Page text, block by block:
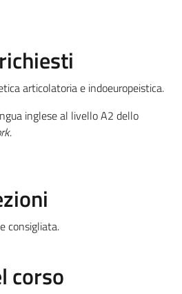
articolatoria e indoeuropeistica.
inglese al livello A2 dello
.
consigliata.
corso